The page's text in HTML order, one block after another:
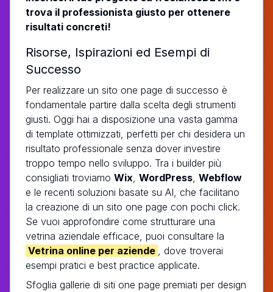
trova il professionista giusto per ottenere
risultati concreti!
Risorse, Ispirazioni ed Esempi di
Successo
Per realizzare un sito one page di successo è
fondamentale partire dalla scelta degli strumenti
giusti. Oggi hai a disposizione una vasta gamma
di template ottimizzati, perfetti per chi desidera un
risultato professionale senza dover investire
troppo tempo nello sviluppo. Tra i builder più
consigliati troviamo Wix WordPress Webflow
e le recenti soluzioni basate su AI, che facilitano
la creazione di un sito one page con pochi click.
Se vuoi approfondire come strutturare una
vetrina aziendale efficace, puoi consultare la
Vetrina online per aziende
, dove troverai
esempi pratici e best practice applicate.
Sfoglia gallerie di siti one page premiati per design